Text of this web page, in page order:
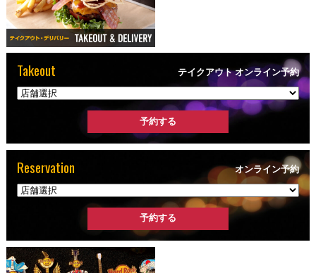
Takeout テイクアウト オンライン予約
Reservation オンライン予約